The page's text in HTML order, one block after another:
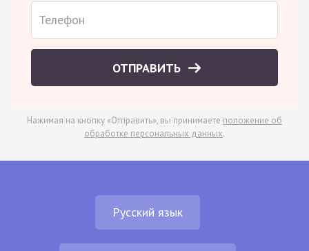
ОТПРАВИТЬ
Нажимая на кнопку «Отправить», вы принимаете положение об
обработке персональных данных.
Русский язык